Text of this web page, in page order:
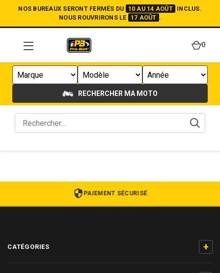
NOS BUREAUX SERONT FERMÉS DU 10 AU 14 AOÛT
INCLUS.
NOUS ROUVRIRONS LE
17 AOÛT .
0
RECHERCHER MA MOTO
PAIEMENT SÉCURISÉ
CATÉGORIES +